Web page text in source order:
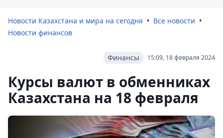
Новости Казахстана и мира на сегодня
Все новости
Новости финансов
15:09, 18 февраля 2024
Финансы
Курсы валют в обменниках
Казахстана на 18 февраля